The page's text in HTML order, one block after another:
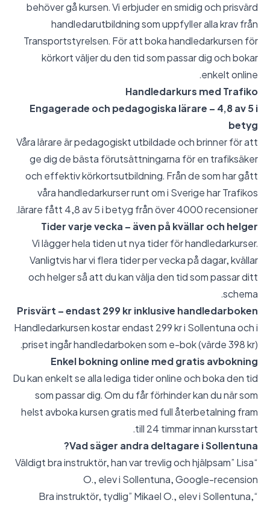
behöver gå kursen. Vi erbjuder en smidig och prisvärd
handledarutbildning som uppfyller alla krav från
Transportstyrelsen. För att boka handledarkursen för
körkort väljer du den tid som passar dig och bokar
enkelt online.
Handledarkurs med Trafiko
Engagerade och pedagogiska lärare – 4,8 av 5 i
betyg
Våra lärare är pedagogiskt utbildade och brinner för att
ge dig de bästa förutsättningarna för en trafiksäker
och effektiv körkortsutbildning. Från de som har gått
våra handledarkurser runt om i Sverige har Trafikos
lärare fått 4,8 av 5 i betyg från över 4000 recensioner.
Tider varje vecka – även på kvällar och helger
Vi lägger hela tiden ut nya tider för handledarkurser.
Vanligtvis har vi flera tider per vecka på dagar, kvällar
och helger så att du kan välja den tid som passar ditt
schema.
Prisvärt – endast 299 kr inklusive handledarboken
Handledarkursen kostar endast 299 kr i Sollentuna och i
priset ingår handledarboken som e-bok (värde 398 kr).
Enkel bokning online med gratis avbokning
Du kan enkelt se alla lediga tider online och boka den tid
som passar dig. Om du får förhinder kan du när som
helst avboka kursen gratis med full återbetalning fram
till 24 timmar innan kursstart.
Vad säger andra deltagare i Sollentuna?
“Väldigt bra instruktör, han var trevlig och hjälpsam” Lisa
O., elev i Sollentuna,Google-recension
“Bra instruktör, tydlig” Mikael O., elev i Sollentuna,